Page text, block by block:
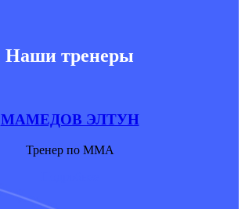
Наши тренеры
МАМЕДОВ ЭЛТУН
Тренер по ММА